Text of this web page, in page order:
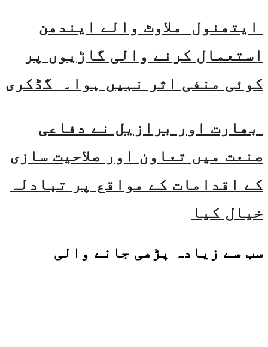
ایتھنول ملاوٹ والے ایندھن
استعمال کرنے والی گاڑیوں پر
کوئی منفی اثر نہیں ہوا۔ گڈکری
بھارت اور برازیل نے دفاعی
صنعت میں تعاون اور صلاحیت سازی
کے اقدامات کے مواقع پر تبادلہ
خیال کیا
سب سے زیادہ پڑھی جانے والی